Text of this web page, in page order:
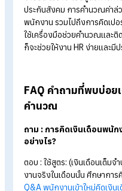
จำนวนพนักงานสุดท้
ขั้นที่ 2 :หา
จำนวนพนักงานโดยเ
Tips :อ่านบทความเพิ่ม
Rate และกลยุทธ์ลดการ
เคล็ดลับช่วย
เป็นเรื่องที่ง่าย